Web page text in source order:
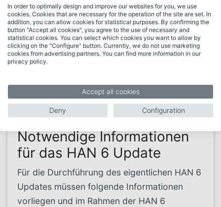
Ändern Sie in keinem Fall nach der
Installation von HAN 6.x den Servernamen
des HAN-Managementservers! Eine
Änderung des Servernamen führt dazu, dass
die Datenbank nicht mehr korrekt
Notwendige Informationen
für das HAN 6 Update
Für die Durchführung des eigentlichen HAN 6
Updates müssen folgende Informationen
vorliegen und im Rahmen der HAN 6
In order to optimally design and improve our websites for you, we use
cookies. Cookies that are necessary for the operation of the site are set. In
addition, you can allow cookies for statistical purposes. By confirming the
button "Accept all cookies", you agree to the use of necessary and
statistical cookies. You can select which cookies you want to allow by
clicking on the "Configure" button. Currently, we do not use marketing
cookies from advertising partners. You can find more information in our
privacy policy.
Accept all cookies
Deny Configuration